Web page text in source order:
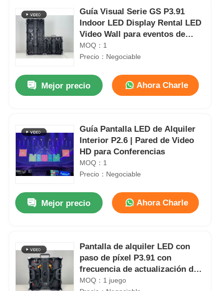
Guía Visual Serie GS P3.91
Indoor LED Display Rental LED
Video Wall para eventos de
escenario Eventos corporativos
y conferencias
MOQ：1
Precio：Negociable
Mejor precio Ahora Charle
Guía Pantalla LED de Alquiler
Interior P2.6 | Pared de Video
HD para Conferencias
MOQ：1
Precio：Negociable
Mejor precio Ahora Charle
Pantalla de alquiler LED con
paso de píxel P3.91 con
frecuencia de actualización de
7680 Hz e impermeabilidad IP65
MOQ：1 juego